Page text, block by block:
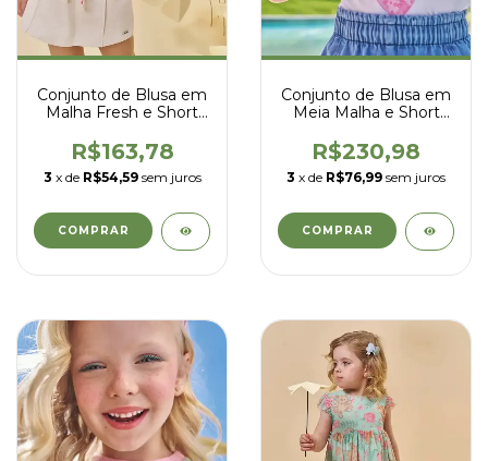
Conjunto de Blusa em
Malha Fresh e Short
Pelúcia - Kukiê - 94783
R$163,78
3 x de R$54,59 sem juros
COMPRAR
Conjunto de Blusa em
Meia Malha e Short
Elastano - Kukiê -
97132
R$230,98
3 x de R$76,99 sem juros
COMPRAR